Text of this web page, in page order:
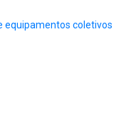
equipamentos coletivos